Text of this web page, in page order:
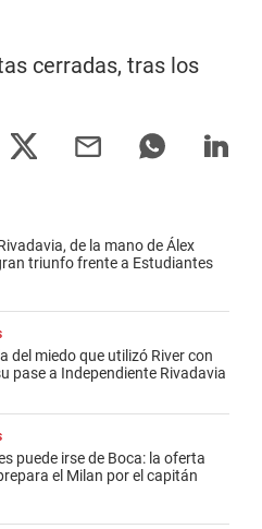
cerradas, tras los
de la mano de Álex
triunfo frente a Estudiantes
del miedo que utilizó River con
pase a Independiente Rivadavia
puede irse de Boca: la oferta
el Milan por el capitán